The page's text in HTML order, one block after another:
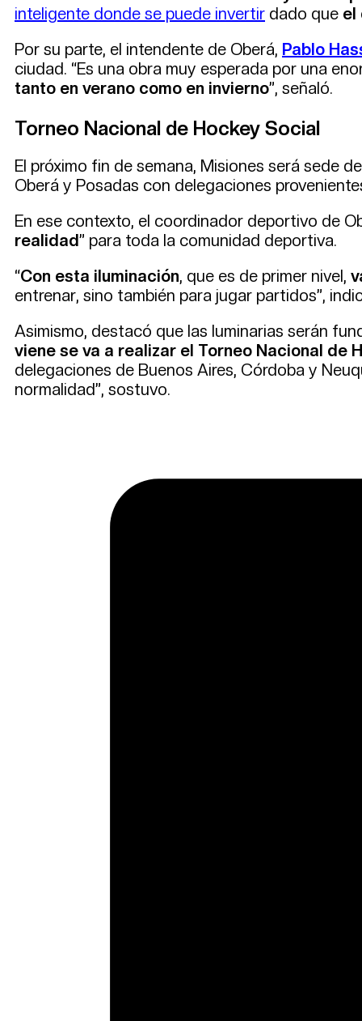
inteligente donde se puede invertir dado que el
Por su parte, el intendente de Oberá, Pablo
ciudad. “Es una obra muy esperada por una
tanto en verano como en invierno”, señaló.
Torneo Nacional de Hockey Social
El próximo fin de semana, Misiones será sede
Oberá y Posadas con delegaciones
En ese contexto, el coordinador deportivo de
realidad” para toda la comunidad deportiva.
“Con esta iluminación, que es de primer nivel,
entrenar, sino también para jugar partidos”,
Asimismo, destacó que las luminarias serán
viene se va a realizar el Torneo Nacional de
delegaciones de Buenos Aires, Córdoba y
normalidad”, sostuvo.